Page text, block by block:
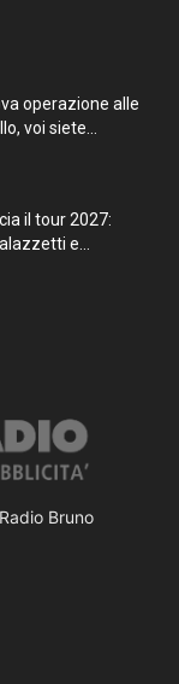
operazione alle
voi siete...
il tour 2027:
e...
Bruno